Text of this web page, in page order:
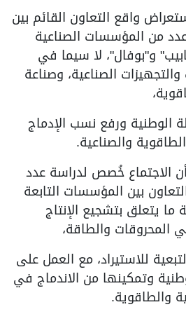
واقع التعاون القائم بين
من المؤسسات الصناعية
و"بوفال"، لا سيما في
الصناعية، وصناعة
الوطنية ورفع نسب الإدماج
والصناعية.
الاجتماع خُصص لدراسة عدد
بين المؤسسات التابعة
ما يتعلق بتشجيع الإنتاج
المحروقات والطاقة،
للاستيراد، مع العمل على
وتمكينها من الاندماج في
والطاقوية.